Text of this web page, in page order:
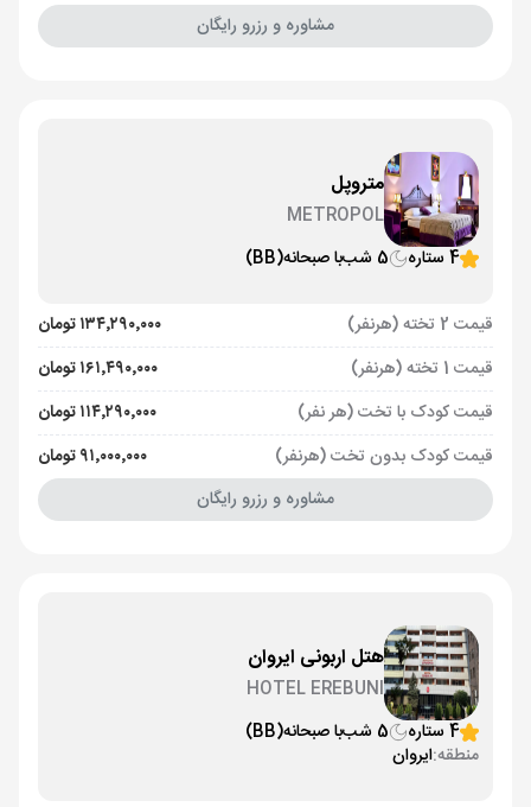
مشاوره و رزرو رایگان
متروپل
METROPOL
4 ستاره
5 شب با صبحانه(BB)
قیمت 2 تخته (هرنفر)
۱۳۴٬۲۹۰٬۰۰۰ تومان
قیمت 1 تخته (هرنفر)
۱۶۱٬۴۹۰٬۰۰۰ تومان
قیمت کودک با تخت (هر نفر)
۱۱۴٬۲۹۰٬۰۰۰ تومان
قیمت کودک بدون تخت (هرنفر)
۹۱٬۰۰۰٬۰۰۰ تومان
مشاوره و رزرو رایگان
هتل اربونی ایروان
HOTEL EREBUNI
4 ستاره
5 شب با صبحانه(BB)
منطقه:ایروان